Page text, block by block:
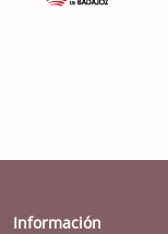
Información